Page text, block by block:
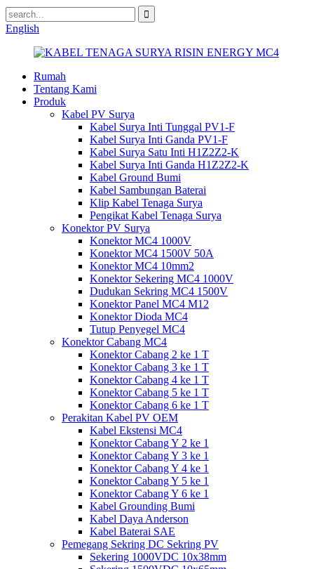
English
Rumah
Tentang Kami
Produk
Kabel PV Surya
Kabel Surya Inti Tunggal PV1-F
Kabel Surya Inti Ganda PV1-F
Kabel Surya Satu Inti H1Z2Z2-K
Kabel Surya Inti Ganda H1Z2Z2-K
Kabel Ground Bumi
Kabel Sambungan Baterai
Klip Kabel Tenaga Surya
Pengikat Kabel Tenaga Surya
Konektor PV Surya
Konektor MC4 1000V
Konektor MC4 1500V 50A
Konektor MC4 10mm2
Konektor Sekering MC4 1000V
Dudukan Sekring MC4 1500V
Konektor Panel MC4 M12
Konektor Dioda MC4
Tutup Penyegel MC4
Konektor Cabang MC4
Konektor Cabang 2 ke 1 T
Konektor Cabang 3 ke 1 T
Konektor Cabang 4 ke 1 T
Konektor Cabang 5 ke 1 T
Konektor Cabang 6 ke 1 T
Perakitan Kabel PV OEM
Kabel Ekstensi MC4
Konektor Cabang Y 2 ke 1
Konektor Cabang Y 3 ke 1
Konektor Cabang Y 4 ke 1
Konektor Cabang Y 5 ke 1
Konektor Cabang Y 6 ke 1
Kabel Grounding Bumi
Kabel Daya Anderson
Kabel Baterai SAE
Pemegang Sekring DC Sekring PV
Sekering 1000VDC 10x38mm